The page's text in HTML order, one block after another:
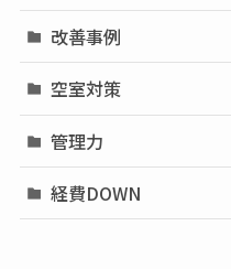
改善事例
空室対策
管理力
経費DOWN